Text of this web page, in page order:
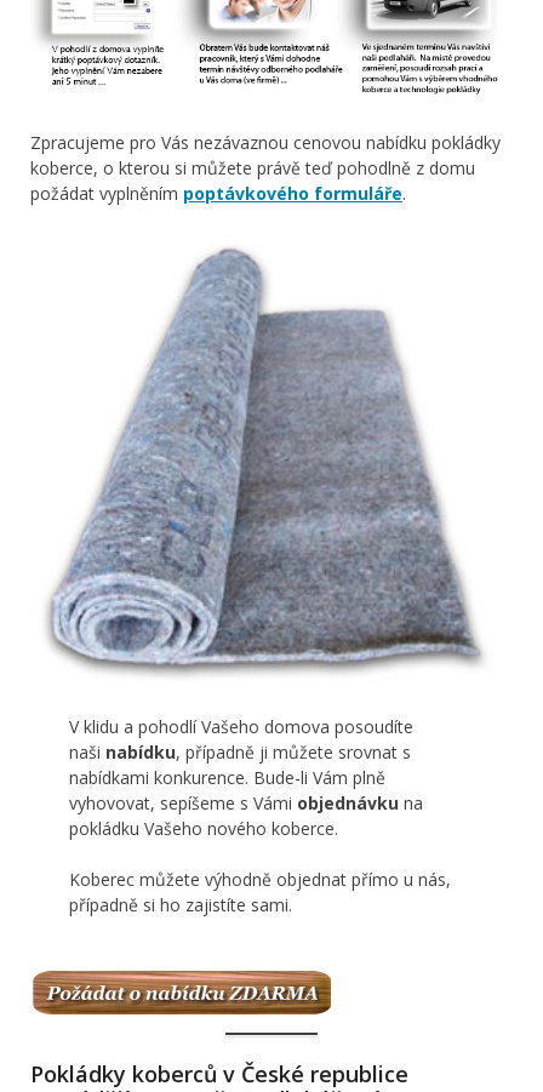
Zpracujeme pro Vás nezávaznou cenovou nabídku pokládky
koberce, o kterou si můžete právě teď pohodlně z domu
požádat vyplněním poptávkového formuláře.
V klidu a pohodlí Vašeho domova posoudíte
naši nabídku, případně ji můžete srovnat s
nabídkami konkurence. Bude-li Vám plně
vyhovovat, sepíšeme s Vámi objednávkuna
pokládku Vašeho nového koberce.
Koberec můžete výhodně objednat přímo u nás,
případně si ho zajistíte sami.
Pokládky koberců v České republice